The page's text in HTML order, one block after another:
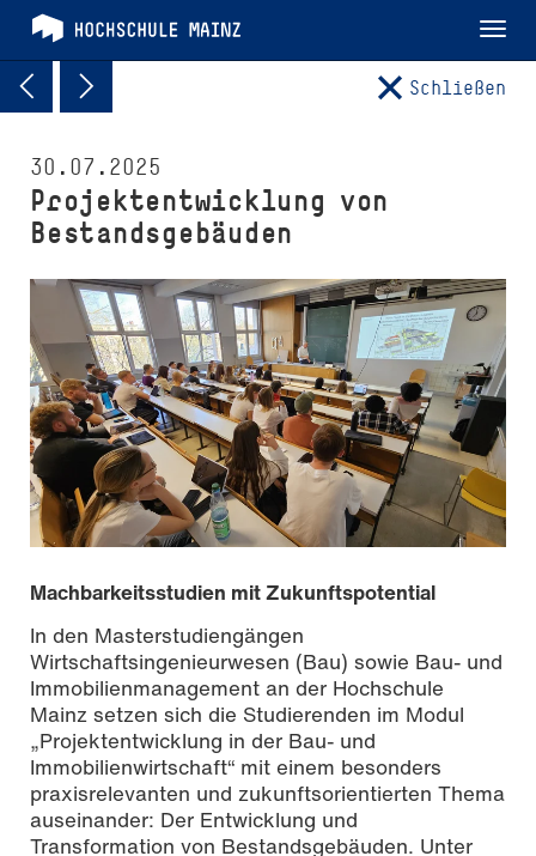
Schließen
30.07.2025
Projektentwicklung von
Bestandsgebäuden
Machbarkeitsstudien mit Zukunftspotential
In den Masterstudiengängen
Wirtschaftsingenieurwesen (Bau) sowie Bau- und
Immobilienmanagement an der Hochschule
Mainz setzen sich die Studierenden im Modul
„Projektentwicklung in der Bau- und
Immobilienwirtschaft“ mit einem besonders
praxisrelevanten und zukunftsorientierten Thema
auseinander: Der Entwicklung und
Transformation von Bestandsgebäuden. Unter